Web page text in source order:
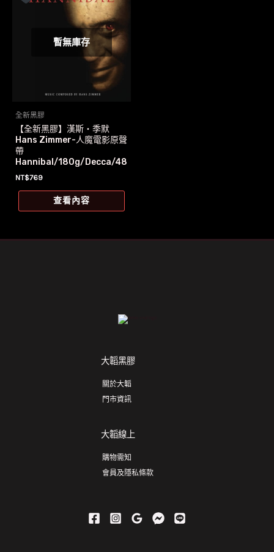
暫無庫存
全新黑膠
【全新黑膠】漢斯‧季默
Hans Zimmer-人魔電影原聲
帶
Hannibal/180g/Decca/48
3 2130
NT$769
查看內容
大韜黑膠
關於大韜
門市資訊
大韜線上
購物需知
會員及隱私條款